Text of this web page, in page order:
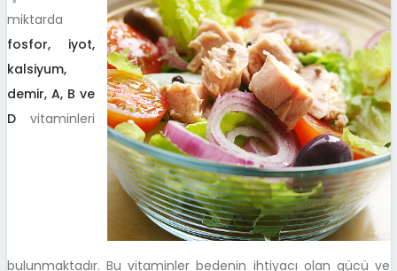
miktarda
fosfor, iyot,
kalsiyum,
demir, A, B ve
Dvitaminleri
bulunmaktadır. Bu vitaminler bedenin ihtiyacı olan gücü ve